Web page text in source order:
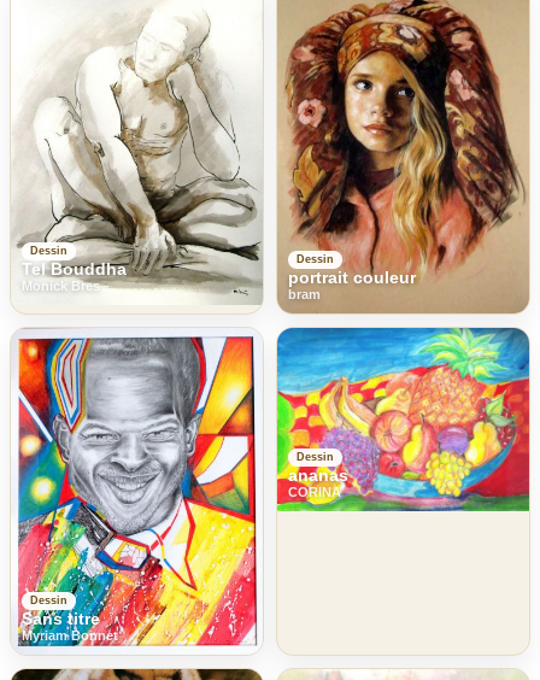
Dessin
Tel Bouddha
Monick Bres
Dessin
portrait couleur
bram
Dessin
Sans titre
Myriam Bonnet
Dessin
ananas
CORINA